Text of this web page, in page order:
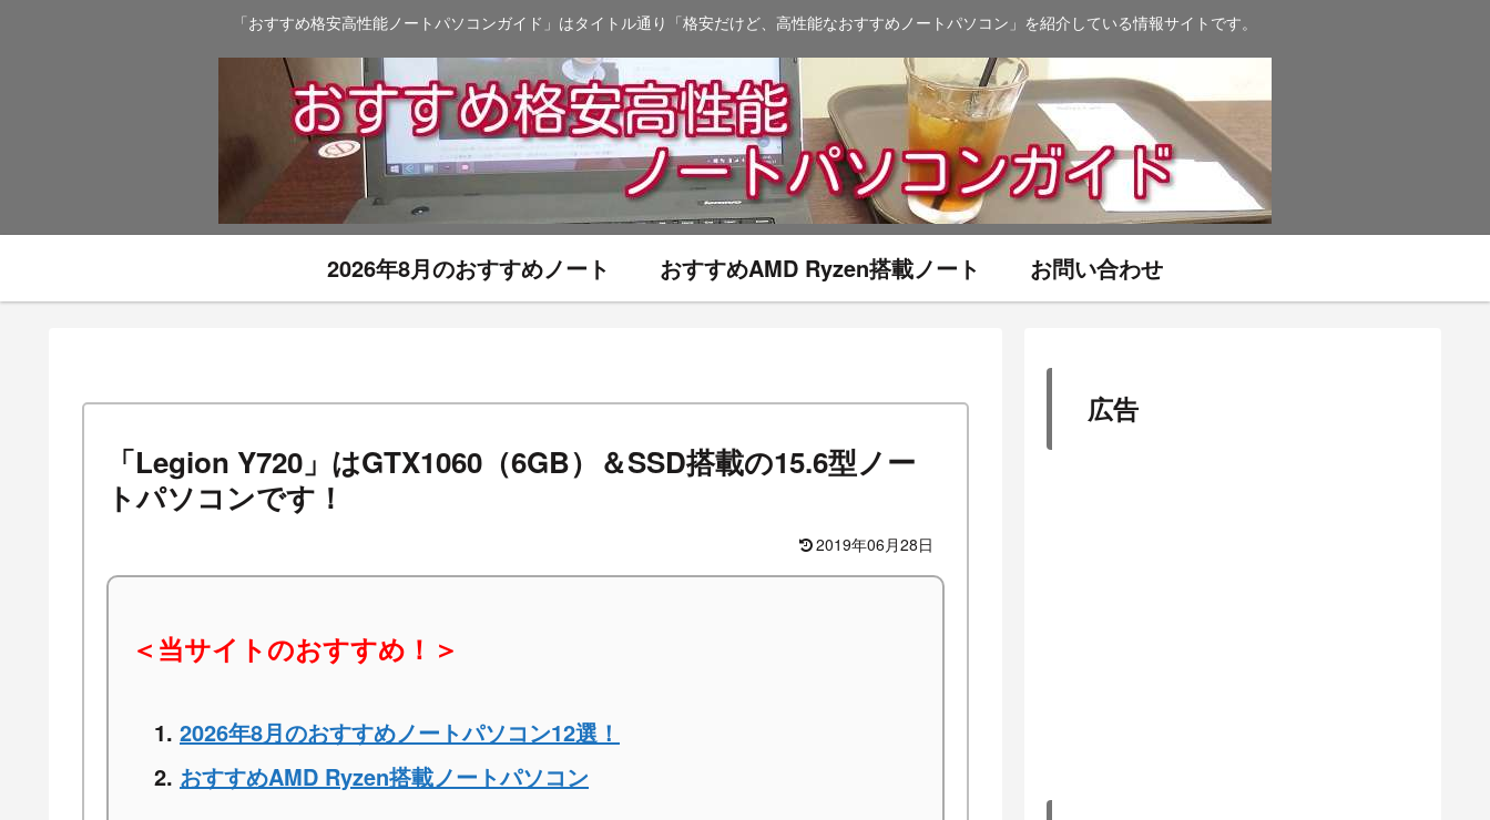
「おすすめ格安高性能ノートパソコンガイド」はタイトル通り「格安だけど、高性能なおすすめノートパソコン」を紹介している情報サイトです。
2026年8月のおすすめノート おすすめAMD Ryzen搭載ノート お問い合わせ
「Legion Y720」はGTX1060（6GB）＆SSD搭載の15.6型ノー
トパソコンです！
2019年06月28日
＜当サイトのおすすめ！＞
2026年8月のおすすめノートパソコン12選！
おすすめAMD Ryzen搭載ノートパソコン
広告